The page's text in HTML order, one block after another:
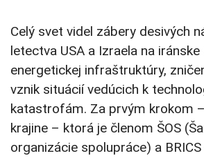
Celý svet videl zábery desivých
letectva USA a Izraela na
energetickej infraštruktúry,
vznik situácií vedúcich k
katastrofám. Za prvým krokom
krajine – ktorá je členom ŠOS
organizácie spolupráce) a